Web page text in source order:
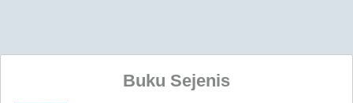
Buku Sejenis